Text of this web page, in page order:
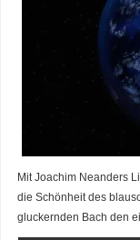
Mit Joachim Neanders
die Schönheit des
gluckernden Bach den